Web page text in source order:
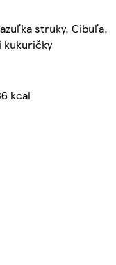
struky, Cibuľa,
kukuričky
kcal